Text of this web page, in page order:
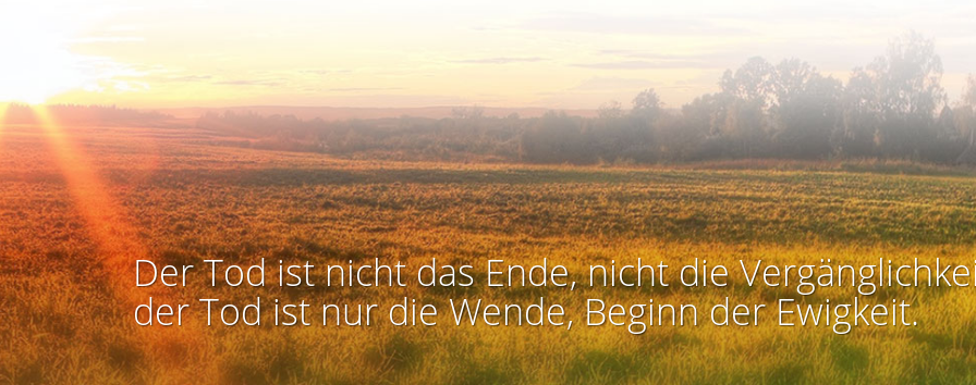
Der Tod ist nicht das Ende, nicht die
der Tod ist nur die Wende, Beginn der Ewigkeit.